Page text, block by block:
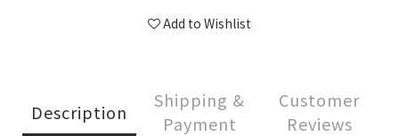
Add to Wishlist
Description
Shipping &
Payment
Customer
Reviews